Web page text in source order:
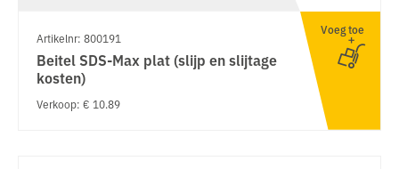
Artikelnr: 800191
Beitel SDS-Max plat (slijp en slijtage
kosten)
Verkoop: € 10.89
Voeg toe